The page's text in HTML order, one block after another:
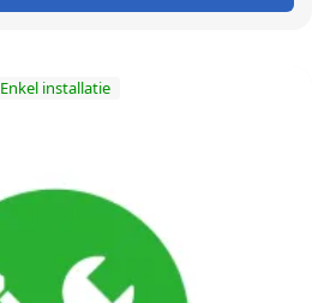
Enkel installatie